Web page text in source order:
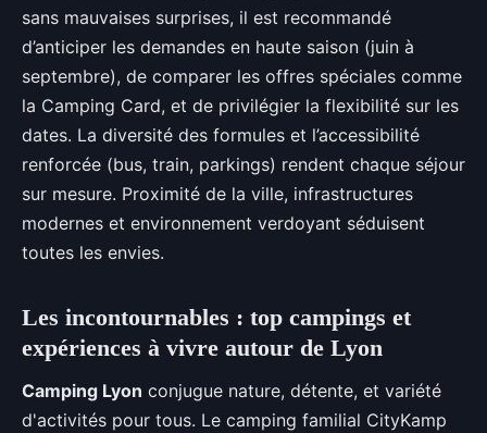
sans mauvaises surprises, il est recommandé
d’anticiper les demandes en haute saison (juin à
septembre), de comparer les offres spéciales comme
la Camping Card, et de privilégier la flexibilité sur les
dates. La diversité des formules et l’accessibilité
renforcée (bus, train, parkings) rendent chaque séjour
sur mesure. Proximité de la ville, infrastructures
modernes et environnement verdoyant séduisent
toutes les envies.
Les incontournables : top campings et
expériences à vivre autour de Lyon
Camping Lyon conjugue nature, détente, et variété
d'activités pour tous. Le camping familial CityKamp